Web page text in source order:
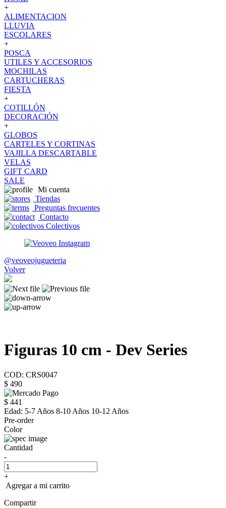
+
ALIMENTACION
LLUVIA
ESCOLARES
+
POSCA
UTILES Y ACCESORIOS
MOCHILAS
CARTUCHERAS
FIESTA
+
COTILLÓN
DECORACIÓN
+
GLOBOS
CARTELES Y CORTINAS
VAJILLA DESCARTABLE
VELAS
GIFT CARD
SALE
Mi cuenta
Tiendas
Preguntas frecuentes
Contacto
Colectivos
@veoveojugueteria
Volver
Figuras 10 cm - Dev Series
COD: CRS0047
$ 490
$ 441
Edad: 5-7 Años 8-10 Años 10-12 Años
Pre-order
Color
Cantidad
-
+
Agregar a mi carrito
Compartir